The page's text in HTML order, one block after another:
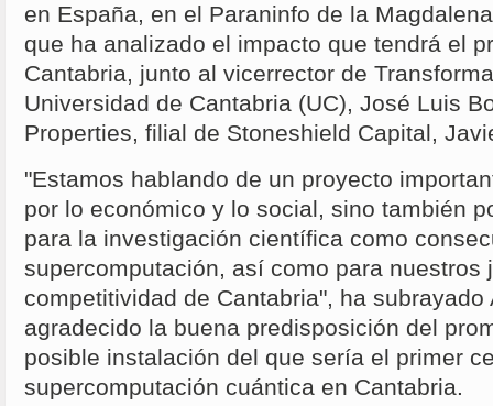
en España, en el Paraninfo de la
que ha analizado el impacto que tendrá el
Cantabria, junto al vicerrector de
Universidad de Cantabria (UC), José Luis
Properties, filial de Stoneshield Capital,
"Estamos hablando de un proyecto
por lo económico y lo social, sino también
para la investigación científica como
supercomputación, así como para nuestros
competitividad de Cantabria", ha subrayado
agradecido la buena predisposición del
posible instalación del que sería el primer
supercomputación cuántica en Cantabria.